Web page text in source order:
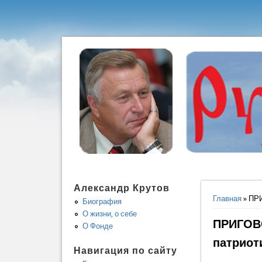
Вы
Главная »
Александр Крутов
Биография
О жизни, о себе
О Фонде
Навигация по сайту